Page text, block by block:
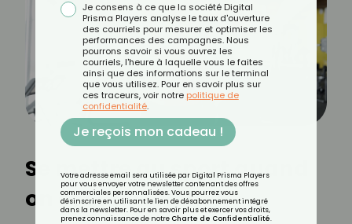
Se mettre au sport quand
on est une femme
Je consens à ce que la société Digital
Prisma Players analyse le taux d'ouverture
des courriels pour mesurer et optimiser les
performances des campagnes. Nous
pourrons savoir si vous ouvrez les
courriels, l'heure à laquelle vous le faites
ainsi que des informations sur le terminal
que vous utilisez. Pour en savoir plus sur
ces traceurs, voir notre politique de
confidentialité.
Je reçois mon cadeau !
Votre adresse email sera utilisée par Digital Prisma Players
pour vous envoyer votre newsletter contenant des offres
commerciales personnalisées. Vous pourrez vous
désinscrire en utilisant le lien de désabonnement intégré
dans la newsletter. Pour en savoir plus et exercer vos droits,
prenez connaissance de notre Charte de Confidentialité.